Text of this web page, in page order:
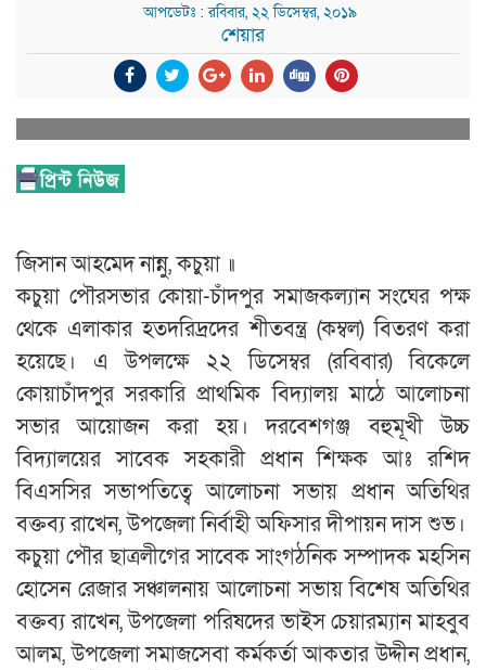
আপডেটঃ : রবিবার, ২২ ডিসেম্বর, ২০১৯
শেয়ার
জিসান আহমেদ নান্নু, কচুয়া ॥
কচুয়া পৌরসভার কোয়া-চাঁদপুর সমাজকল্যান সংঘের পক্ষ
থেকে এলাকার হতদরিদ্রদের শীতবন্ত্র (কম্বল) বিতরণ করা
হয়েছে। এ উপলক্ষে ২২ ডিসেম্বর (রবিবার) বিকেলে
কোয়াচাঁদপুর সরকারি প্রাথমিক বিদ্যালয় মাঠে আলোচনা
সভার আয়োজন করা হয়। দরবেশগঞ্জ বহুমূখী উচ্চ
বিদ্যালয়ের সাবেক সহকারী প্রধান শিক্ষক আঃ রশিদ
বিএসসির সভাপতিত্বে আলোচনা সভায় প্রধান অতিথির
বক্তব্য রাখেন, উপজেলা নির্বাহী অফিসার দীপায়ন দাস শুভ।
কচুয়া পৌর ছাত্রলীগের সাবেক সাংগঠনিক সম্পাদক মহসিন
হোসেন রেজার সঞ্চালনায় আলোচনা সভায় বিশেষ অতিথির
বক্তব্য রাখেন, উপজেলা পরিষদের ভাইস চেয়ারম্যান মাহবুব
আলম, উপজেলা সমাজসেবা কর্মকর্তা আকতার উদ্দীন প্রধান,